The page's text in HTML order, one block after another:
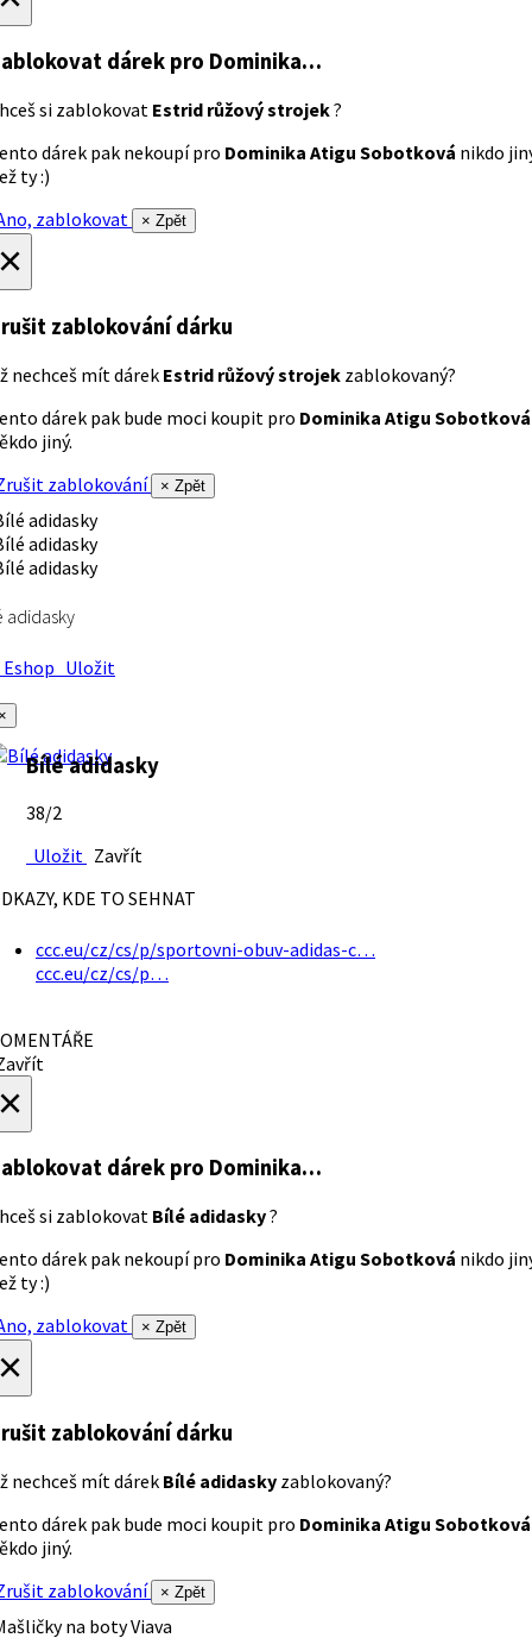
dárek pro Dominika…
si zablokovat Estrid růžový strojek?
dárek pak nekoupí pro Dominika Atigu Sobotková nikdo
ty :)
zablokovat
× Zpět
zablokování dárku
nechceš mít dárek Estrid růžový strojek zablokovaný?
dárek pak bude moci koupit pro Dominika Atigu Sobotková
jiný.
zablokování
× Zpět
adidasky
Uložit
Bílé adidasky
38/2
Uložit Zavřít
KDE TO SEHNAT
ccc.eu/cz/cs/p/sportovni-obuv-adidas-c…
ccc.eu/cz/cs/p…
dárek pro Dominika…
si zablokovat Bílé adidasky?
dárek pak nekoupí pro Dominika Atigu Sobotková nikdo
ty :)
zablokovat
× Zpět
zablokování dárku
nechceš mít dárek Bílé adidasky zablokovaný?
dárek pak bude moci koupit pro Dominika Atigu Sobotková
jiný.
zablokování
× Zpět